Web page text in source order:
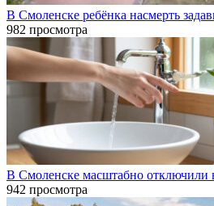
В Смоленске ребёнка насмерть
982 просмотра
В Смоленске масштабно отключили
942 просмотра